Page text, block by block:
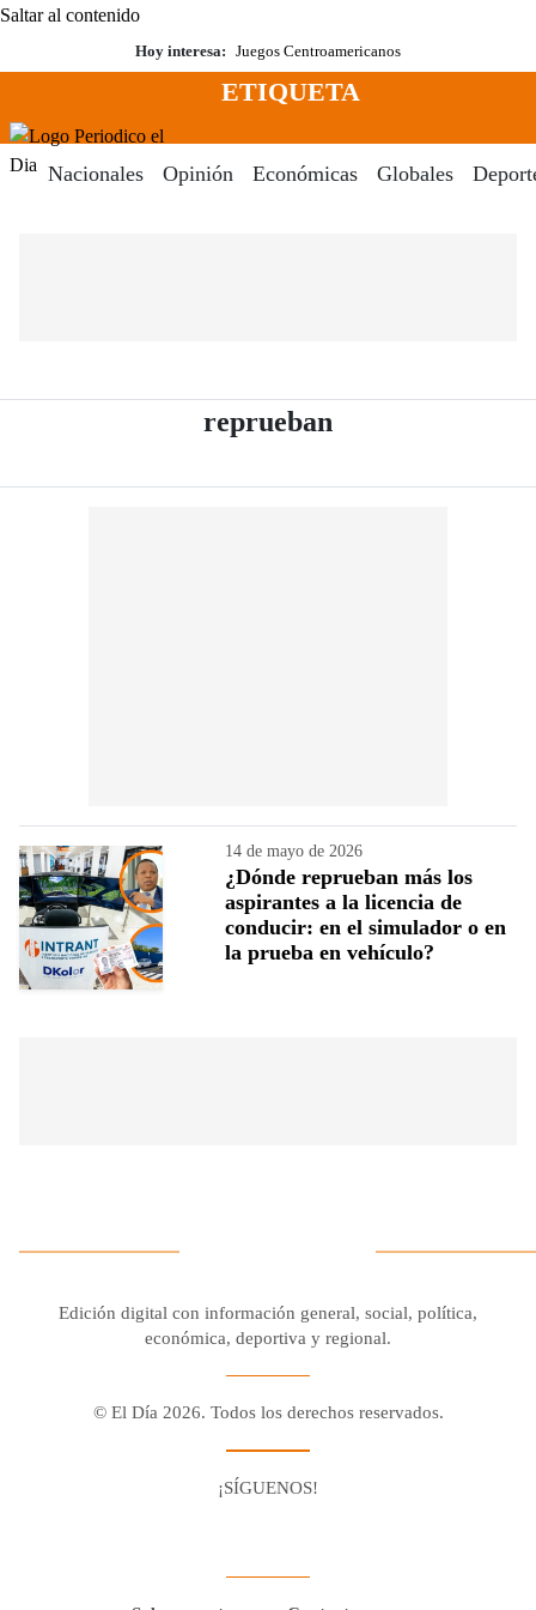
Saltar al contenido
Hoy interesa: Juegos Centroamericanos
Menú
ETIQUETA
Nacionales Opinión Económicas Globales
reprueban
14 de mayo de 2026
¿Dónde reprueban más los
aspirantes a la licencia de
conducir: en el simulador o en
la prueba en vehículo?
Edición digital con información general, social, política,
económica, deportiva y regional.
© El Día 2026. Todos los derechos reservados.
¡SÍGUENOS!